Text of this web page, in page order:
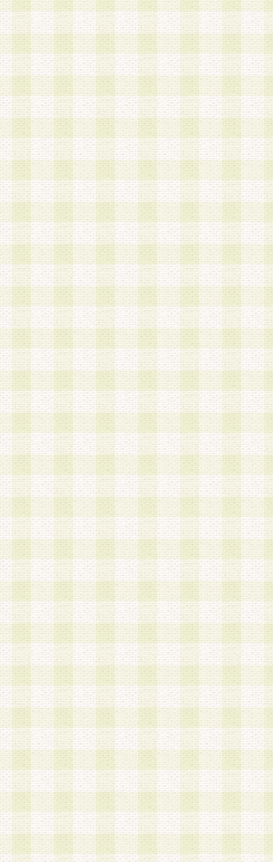
第4条 ログインIDおよびパスワードの管理
1.会員は、会員登録後、本サイト内にて本サービ
加する際には、前条に基づき当社から付与された
スワードを使用するものとします。
2.登録の際に当社が付与したログインIDおよびパ
の使用に関しては、全て会員本人がその責任を負
3.会員は、当社から付与されたログインIDおよび
貸与、名義変更、売買その他形態を問わず第三者
ならないものとします。
4.当社は、会員によるログインIDおよびパスワー
盗用など第三者の利用に伴う損害の発生について
き事由の有無、その他原因の如何を問わず、一切
のとします。
第5条 会員の登録情報
1.当社は、会員の登録情報に含まれる氏名・住所
アドレス等会員個人を識別できる情報を当社が別
シーポリシー
」に基づき適切に取り扱うものとし
は、当該個人情報を以下の各号に定める目的に利
す。なお、これら事項以外の目的で個人情報を利
かじめ会員の同意を得たうえで利用するものとし
a.本サービスの実施または運営
b.本サービスに係る謝礼、景品、調査サンプル品
c.会員からの電話、メール等の問い合わせなどへ
d.その他これらに付随する業務
2.当社は、会員個人を識別することのできる情報
会員情報を本人の承諾なく第三者に開示すること
人を識別できる情報について第三者に開示または
社は事前に会員本人の同意を得るものとします。
3.前項の定めに拘わらず、当社は、以下の目的に
意を 得ることなく、会員個人を識別できる情報
づき選定した委託業者に対して当社の責任におい
できるものとします。な お、当社は、当該委託
契約を締結しこれを遵守させるとともに、本規約
の注意をもって当該情報を使用させるものとし ま
a.本サービスに係る謝礼、景品、調査サンプル品
b.会員からの電話、メール等の問い合わせなどへ
c.モバイルリサーチ、またはグループ形式による
実施もしくは運営
d.その他これらに付随する業務
4.会員は、住所、電話番号その他の登録情報につ
合は、速やかに当社所定の変更手続きを行うもの
5.当社は、必要と認めた場合、会員に対して、電
手段により登録情報の対象者が会員登録者本人で
の内容が正確であること、アンケートの回答内容
うことができるものとます。
6.会員は、会員登録後当社が定期的に行う登録情
して、当社指定の期間内に更新手続きを行うもの
該期間内に更新手続きを行わない場合、その時点
発行したポイントは失効されるものとします。